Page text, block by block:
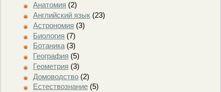
Анатомия (2)
Английский язык(23)
Астрономия (3)
Биология (7)
Ботаника(3)
География (5)
Геометрия (3)
Домоводство(2)
Естествознание(5)